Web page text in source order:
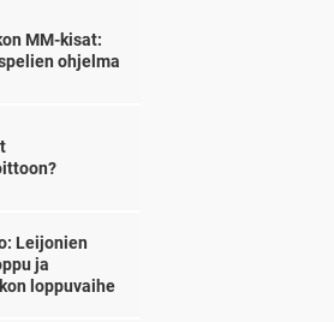
MM-kisat:
ohjelma
Leijonien
ja
loppuvaihe